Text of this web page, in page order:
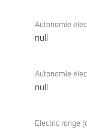
Autonomie
null
Autonomie
null
Electric range